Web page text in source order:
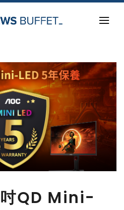
QD Mini-